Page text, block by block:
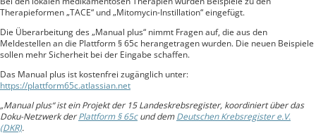
Therapieformen „TACE“ und „Mitomycin-Instillation“ eingefügt.
Die Überarbeitung des „Manual plus“ nimmt Fragen auf, die aus den
Meldestellen an die Plattform § 65c herangetragen wurden. Die neuen Beispiele
sollen mehr Sicherheit bei der Eingabe schaffen.
Das Manual plus ist kostenfrei zugänglich unter:
https://plattform65c.atlassian.net
„Manual plus“ ist ein Projekt der 15 Landeskrebsregister, koordiniert über das
Doku-Netzwerk derPlattform § 65cund demDeutschen Krebsregister e.V.
(DKR).